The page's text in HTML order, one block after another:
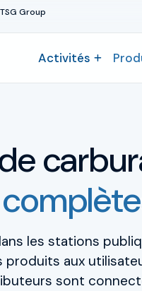
Group
Activités
les stations
aux
sont